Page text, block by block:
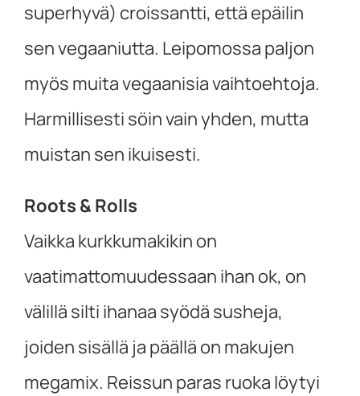
superhyvä) croissantti, että epäilin
sen vegaaniutta. Leipomossa paljon
myös muita vegaanisia vaihtoehtoja.
Harmillisesti söin vain yhden, mutta
muistan sen ikuisesti.
Roots & Rolls
Vaikka kurkkumakikin on
vaatimattomuudessaan ihan ok, on
välillä silti ihanaa syödä susheja,
joiden sisällä ja päällä on makujen
megamix. Reissun paras ruoka löytyi